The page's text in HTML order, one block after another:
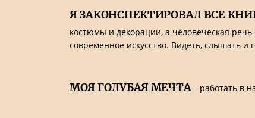
Я ЗАКОНСПЕКТИРОВАЛ ВСЕ
костюмы и декорации, а человеческая
современное искусство. Видеть, слышать и
МОЯ ГОЛУБАЯ МЕЧТА– работать в